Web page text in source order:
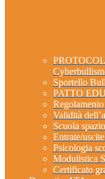
Sportello
PATTO
Validità
Scuola
Entrate/
Psicologia
Modulistica
Certificato